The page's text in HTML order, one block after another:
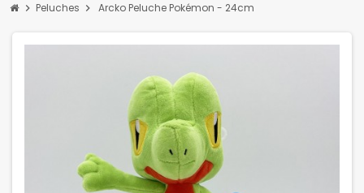
chevron_right Peluches chevron_right Arcko Peluche Pokémon - 24cm